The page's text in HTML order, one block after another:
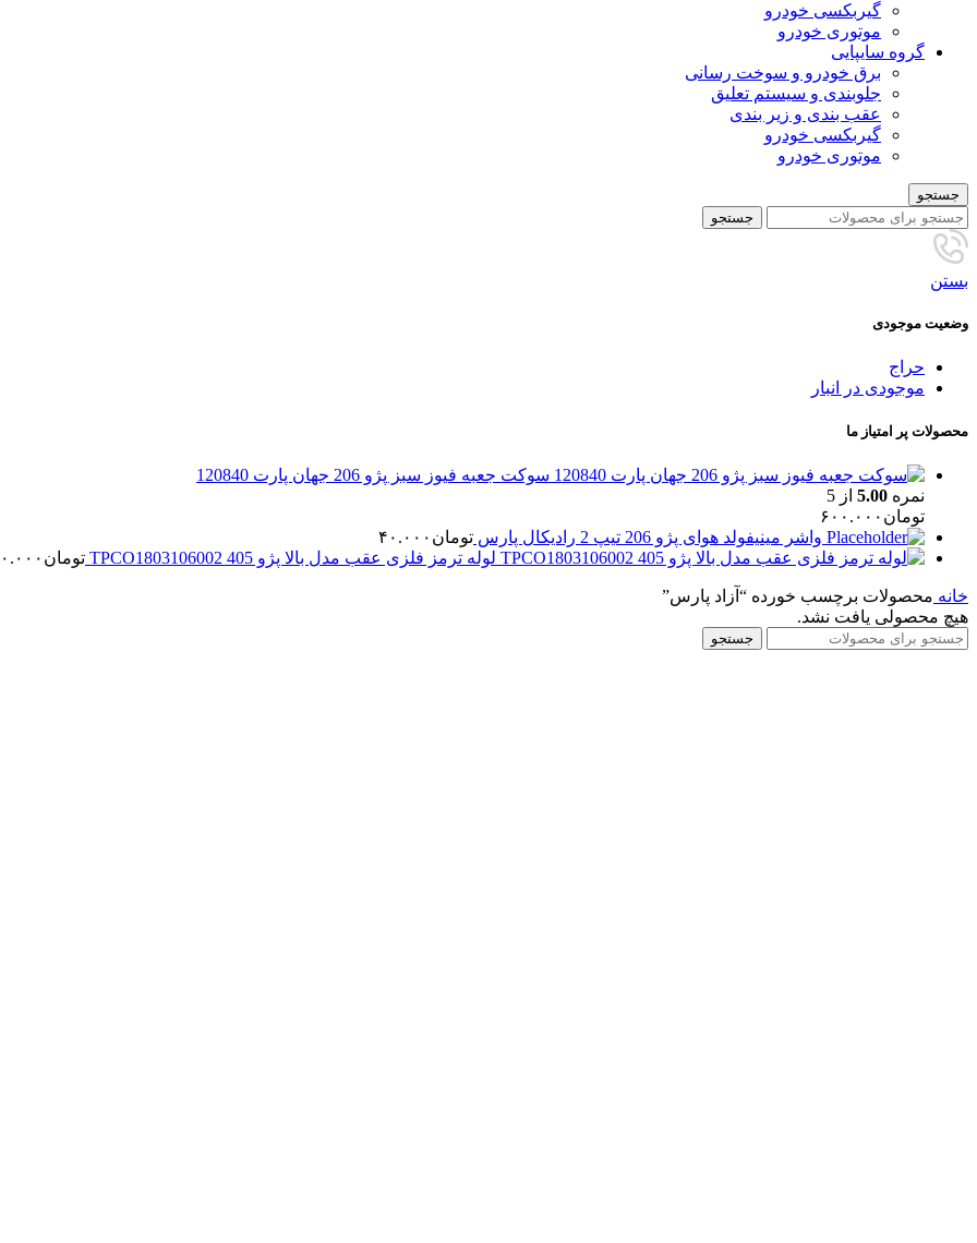
گیربکسی خودرو
موتوری خودرو
گروه سایپایی
برق خودرو و سوخت رسانی
جلوبندی و سیستم تعلیق
عقب بندی و زیر بندی
گیربکسی خودرو
موتوری خودرو
جستجو
جستجو
بستن
وضعیت موجودی
حراج
موجودی در انبار
محصولات پر امتیاز ما
سوکت جعبه فیوز سبز پژو 206 جهان پارت 120840
نمره 5.00 از 5
تومان ۶۰۰.۰۰۰
واشر مینیفولد هوای پژو 206 تیپ 2 رادیکال پارس
تومان ۴۰.۰۰۰
لوله ترمز فلزی عقب مدل بالا پژو 405 TPCO1803106002
تومان
خانه محصولات برچسب خورده “آزاد پارس”
هیچ محصولی یافت نشد.
جستجو